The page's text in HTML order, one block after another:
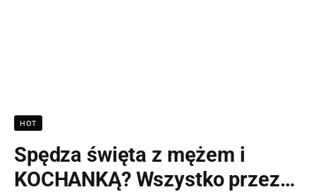
HOT
Spędza święta z mężem i
KOCHANKĄ? Wszystko przez…